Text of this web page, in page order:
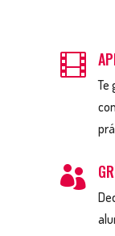

Te
